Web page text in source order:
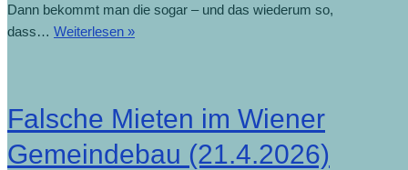
Dann bekommt man die sogar – und das wiederum so,
dass… Weiterlesen »
Falsche Mieten im Wiener
Gemeindebau (21.4.2026)